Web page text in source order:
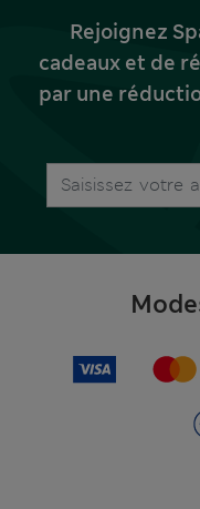
Rejoignez
cadeaux et de
par une